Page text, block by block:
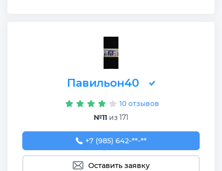
Павильон40
10 отзывов
№11 из 171
+7 (985) 642-33-58
+7 (985) 642-**-**
Оставить заявку